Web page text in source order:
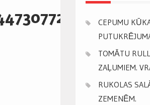
CEPUMU
TOMĀTU
ZAĻUMIEM.
RUKOLAS
ZEMENĒM.